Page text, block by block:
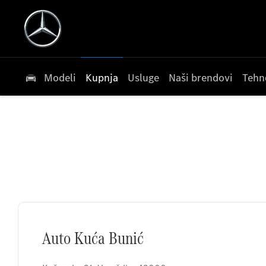
Modeli Kupnja Usluge Naši brendovi
Auto Kuća Bunić